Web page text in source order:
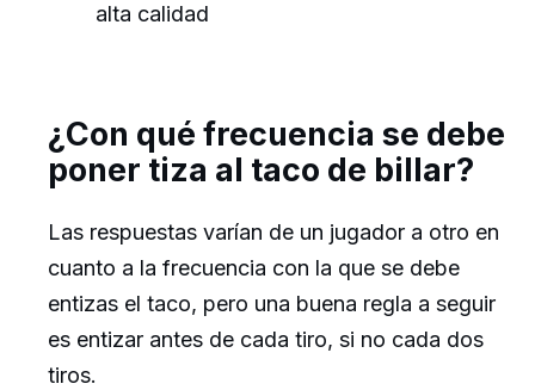
alta calidad
¿Con qué frecuencia se debe
poner tiza al taco de billar?
Las respuestas varían de un jugador a otro en
cuanto a la frecuencia con la que se debe
entizas el taco, pero una buena regla a seguir
es entizar antes de cada tiro, si no cada dos
tiros.